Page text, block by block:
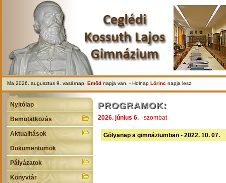
Ma 2026. augusztus 9. vasárnap, Emőd napja van. - Holnap Lörinc napja lesz.
Nyitólap
Bemutatkozás
Aktualitások
Dokumentumok
Pályázatok
Könyvtár
PROGRAMOK:
2026. június 6. - szombat
Gólyanap a gimnáziumban - 2022. 10. 07.